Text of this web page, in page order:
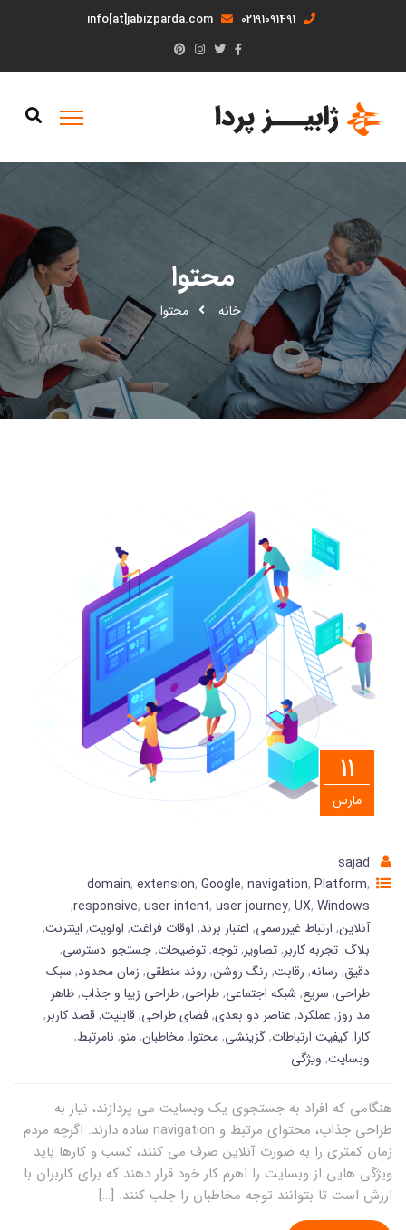
02191091491
info[at]jabizparda.com
محتوا
خانه محتوا
11
مارس
sajad
domain, extension, Google, navigation, Platform,
responsive, user intent, user journey, UX, Windows
,
آنلاین, ارتباط غیررسمی, اعتبار برند, اوقات فراغت, اولویت, اینترنت,
بلاگ,تجربه کاربر,تصاویر,توجه,توضیحات,جستجو,دسترسی,
دقیق, رسانه, رقابت, رنگ روشن, روند منطقی, زمان محدود, سبک
طراحی, سریع, شبکه اجتماعی,طراحی,طراحی زیبا و جذاب,ظاهر
مد روز, عملکرد, عناصر دو بعدی,فضای طراحی,قابلیت,قصد کاربر,
کارا,کیفیت ارتباطات,گزینشی,محتوا,مخاطبان,منو, نامرتبط,
وبسایت, ویژگی
هنگامی که افراد به جستجوی یک وبسایت می پردازند، نیاز به
طراحی جذاب، محتوای مرتبط و navigation ساده دارند. اگرچه مردم
زمان کمتری را به صورت آنلاین صرف می کنند، کسب و کارها باید
ویژگی هایی از وبسایت را اهرم کار خود قرار دهند که برای کاربران با
ارزش است تا بتوانند توجه مخاطبان را جلب کنند. […]